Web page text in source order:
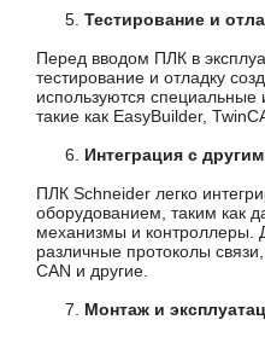
Тестирование и
Перед вводом ПЛК в
тестирование и отладку
используются
такие как EasyBuilder,
Интеграция с
ПЛК Schneider легко
оборудованием, таким как
механизмы и контроллеры.
различные протоколы
CAN и другие.
Монтаж и